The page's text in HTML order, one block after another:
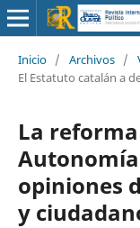
Inicio / Archivos /
El Estatuto catalán a
La
opiniones
y